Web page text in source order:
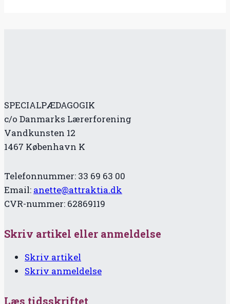
SPECIALPÆDAGOGIK
c/o Danmarks Lærerforening
Vandkunsten 12
1467 København K
Telefonnummer: 33 69 63 00
Email: anette@attraktia.dk
CVR-nummer: 62869119
Skriv artikel eller anmeldelse
Skriv artikel
Skriv anmeldelse
Læs tidsskriftet